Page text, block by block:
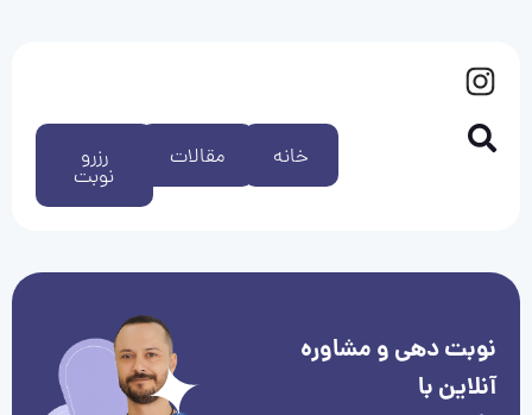
رزرو
نوبت
مقالات خانه
نوبت دهی و مشاوره
آنلاین با